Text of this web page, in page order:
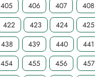
405 406 407
408
422 423 424
425
438 439 440
441
454 455 456
457